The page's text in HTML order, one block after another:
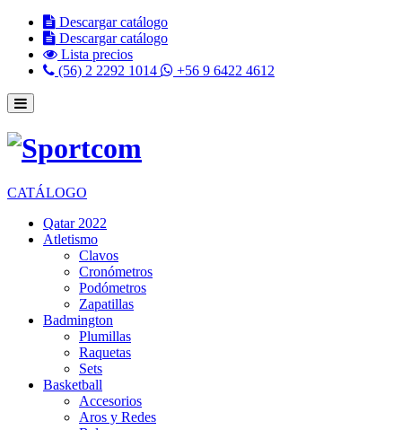
Descargar catálogo
Descargar catálogo
Lista precios
(56) 2 2292 1014
+56 9 6422 4612
CATÁLOGO
Qatar 2022
Atletismo
Clavos
Cronómetros
Podómetros
Zapatillas
Badmington
Plumillas
Raquetas
Sets
Basketball
Accesorios
Aros y Redes